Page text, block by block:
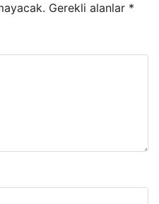
Gerekli alanlar *